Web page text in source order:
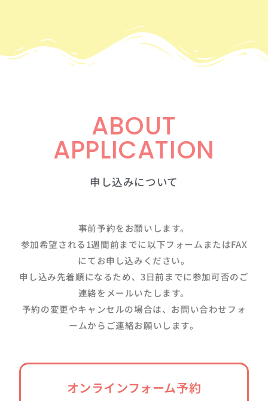
ABOUT
APPLICATION
申し込みについて
事前予約をお願いします。
参加希望される1週間前までに以下フォームまたはFAX
にてお申し込みください。
申し込み先着順になるため、3日前までに参加可否のご
連絡をメールいたします。
予約の変更やキャンセルの場合は、お問い合わせフォ
ームからご連絡お願いします。
オンラインフォーム予約